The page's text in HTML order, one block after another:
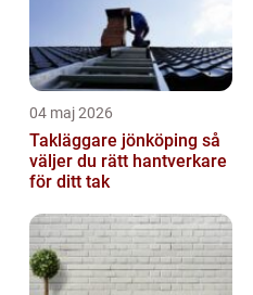
04 maj 2026
Takläggare jönköping så
väljer du rätt hantverkare
för ditt tak